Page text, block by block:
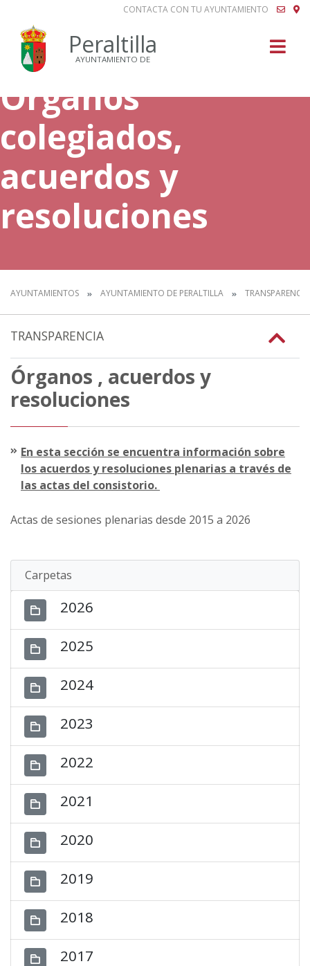
CONTACTA CON TU AYUNTAMIENTO
Peraltilla
AYUNTAMIENTO DE
Órganos
colegiados,
acuerdos y
resoluciones
AYUNTAMIENTOS AYUNTAMIENTO DE PERALTILLA TRANSPARENCIA
TRANSPARENCIA
Órganos , acuerdos y
resoluciones
En esta sección se encuentra información sobre
los acuerdos y resoluciones plenarias a través de
las actas del consistorio.
Actas de sesiones plenarias desde 2015 a 2026
Carpetas
2026
2025
2024
2023
2022
2021
2020
2019
2018
2017